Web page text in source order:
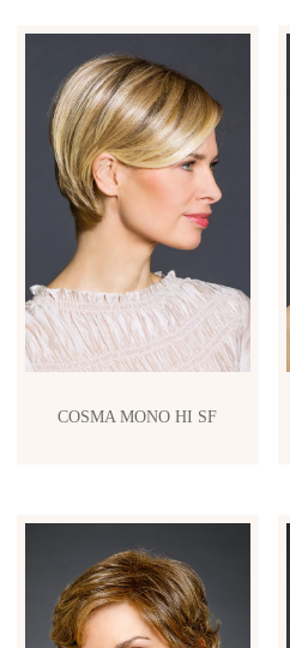
COSMA MONO HI SF